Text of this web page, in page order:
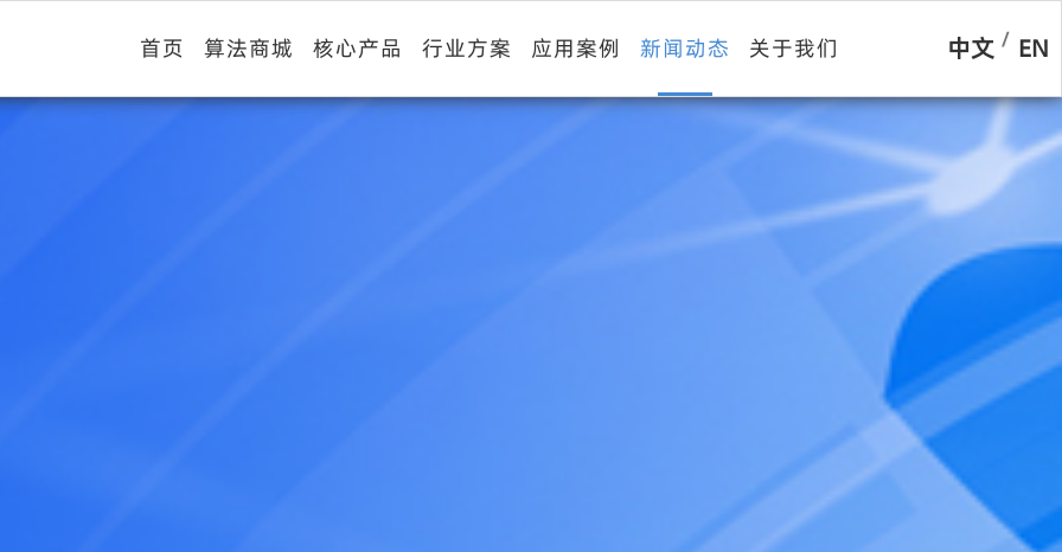
中文 / EN
首页 算法商城 核心产品 行业方案 应用案例 新闻动态 关于我们